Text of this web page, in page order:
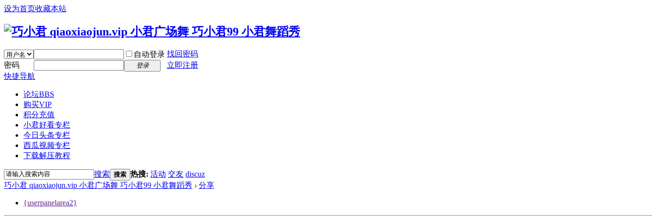
设为首页收藏本站
自动登录 找回密码
密码
登录
立即注册
快捷导航
论坛BBS
购买VIP
积分充值
小君好看专栏
今日头条专栏
西瓜视频专栏
下载解压教程
搜索 搜索 热搜: 活动 交友 discuz
巧小君 qiaoxiaojun.vip 小君广场舞 巧小君99 小君舞蹈秀 › 分享
{userpanelarea2}